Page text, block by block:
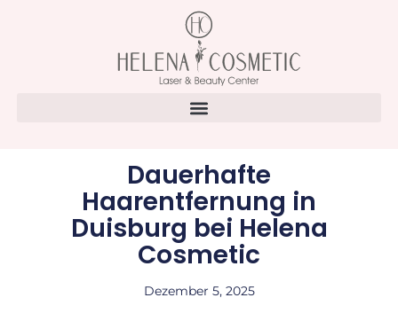
Dauerhafte
Haarentfernung in
Duisburg bei Helena
Cosmetic
Dezember 5, 2025